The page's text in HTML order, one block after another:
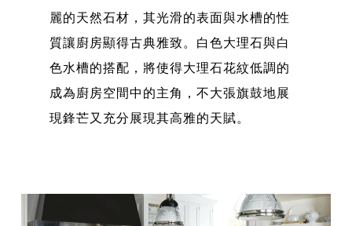
麗的天然石材，其光滑的表面與水槽的性
質讓廚房顯得古典雅致。白色大理石與白
色水槽的搭配，將使得大理石花紋低調的
成為廚房空間中的主角，不大張旗鼓地展
現鋒芒又充分展現其高雅的天賦。